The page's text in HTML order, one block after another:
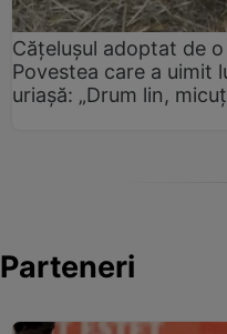
Cățelușul adoptat de
Povestea care a uimit
uriașă: „Drum lin,
Parteneri